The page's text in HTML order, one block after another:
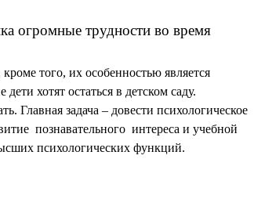
огромные трудности во время
того, их особенностью является
хотят остаться в детском саду.
Главная задача – довести психологическое
познавательного интереса и учебной
психологических функций.